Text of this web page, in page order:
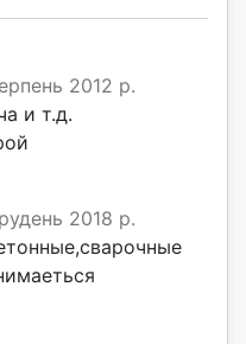
2012 р.
и т.д.
2018 р.